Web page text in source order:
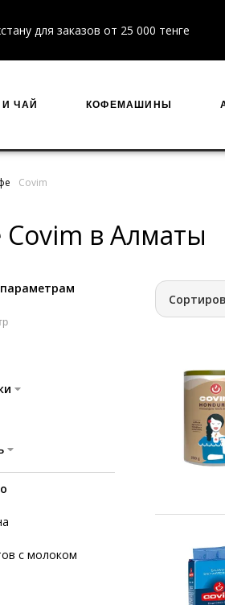
для заказов от 25 000 тенге
И ЧАЙ КОФЕМАШИНЫ
Covim
в Алматы
с молоком